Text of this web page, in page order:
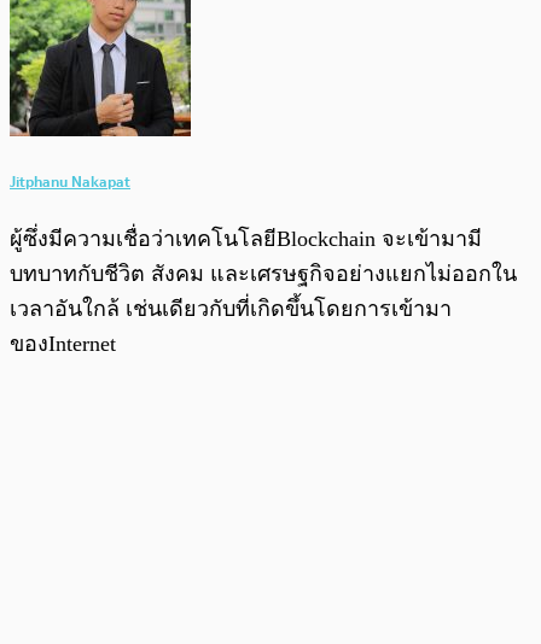
Jitphanu Nakapat
ผู้ซึ่งมีความเชื่อว่าเทคโนโลยีBlockchain จะเข้ามามี
บทบาทกับชีวิต สังคม และเศรษฐกิจอย่างแยกไม่ออกใน
เวลาอันใกล้ เช่นเดียวกับที่เกิดขึ้นโดยการเข้ามา
ของInternet